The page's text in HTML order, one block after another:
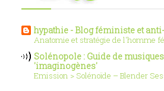
hypathie - Blog féministe et
Anatomie et stratégie de l'homme
Solénopole : Guide de musiques
'imaginogènes'
Emission > Solénoïde – Blender